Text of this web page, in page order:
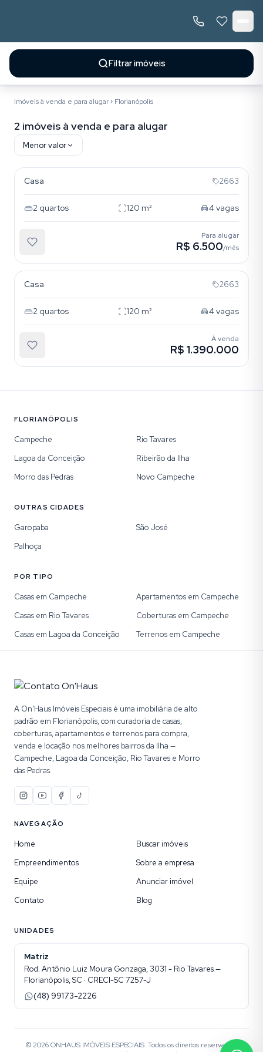
Filtrar imóveis
Imóveis à venda e para alugar Florianópolis
2 imóveis à venda e para alugar
Menor valor
Resultados da busca
Campeche
Casa 2663
2 quartos 120 m² 4 vagas
Para alugar
R$ 6.500/mês
Casa 2663
2 quartos 120 m² 4 vagas
À venda
R$ 1.390.000
FLORIANÓPOLIS
Campeche
Rio Tavares
Lagoa da Conceição
Ribeirão da Ilha
Morro das Pedras
Novo Campeche
OUTRAS CIDADES
Garopaba
São José
Palhoça
POR TIPO
Casas em Campeche
Apartamentos em Campeche
Casas em Rio Tavares
Coberturas em Campeche
Casas em Lagoa da Conceição
Terrenos em Campeche
A On'Haus Imóveis Especiais é uma imobiliária de alto
padrão em Florianópolis, com curadoria de casas,
coberturas, apartamentos e terrenos para compra,
venda e locação nos melhores bairros da Ilha —
Campeche, Lagoa da Conceição, Rio Tavares e Morro
das Pedras.
NAVEGAÇÃO
Home
Buscar imóveis
Empreendimentos
Sobre a empresa
Equipe
Anunciar imóvel
Contato
Blog
UNIDADES
Matriz
Rod. Antônio Luiz Moura Gonzaga, 3031 - Rio Tavares —
Florianópolis, SC · CRECI-SC 7257-J
(48) 99173-2226
©2026ONHAUS IMÓVEIS ESPECIAIS. Todos os direitos reservados.